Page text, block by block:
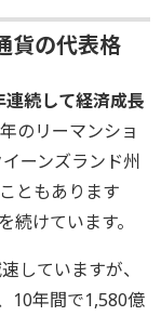
貨の代表格
連続して経済成長
のリーマンショ
ーンズランド州
ともあります
けています。
していますが、
10年間で1,580億